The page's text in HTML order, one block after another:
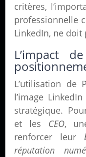
critères,
professionnelle
LinkedIn, ne doit
L’impact
L’utilisation de
l’image
stratégique.
et les CEO,
renforcer leur
réputation